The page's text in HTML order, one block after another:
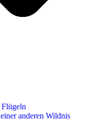
Flügeln
anderen Wildnis